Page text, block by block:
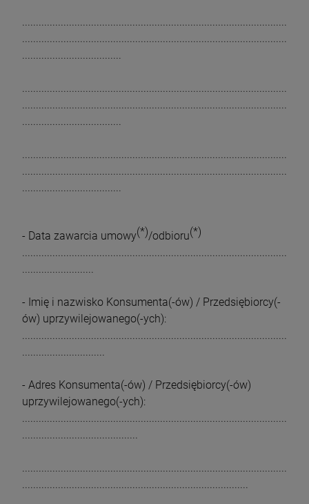
- Data zawarcia umowy(*)/odbioru(*)
................................................................................................
..........................
- Imię i nazwisko Konsumenta(-ów) / Przedsiębiorcy(-
ów) uprzywilejowanego(-ych):
................................................................................................
..............................
- Adres Konsumenta(-ów) / Przedsiębiorcy(-ów)
uprzywilejowanego(-ych):
................................................................................................
..........................................
................................................................................................
..................................................................................